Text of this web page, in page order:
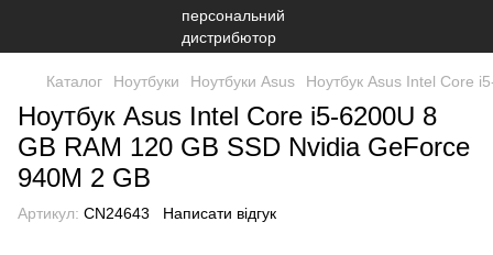
Каталог Ноутбуки Ноутбуки Asus Ноутбук Asus Intel Core
Ноутбук Asus Intel Core i5-6200U 8
GB RAM 120 GB SSD Nvidia GeForce
940M 2 GB
Артикул: CN24643 Написати відгук